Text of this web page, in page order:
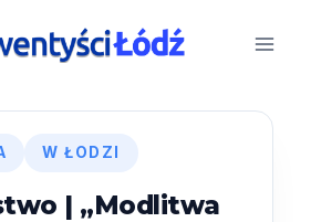
W ŁODZI
| „Modlitwa